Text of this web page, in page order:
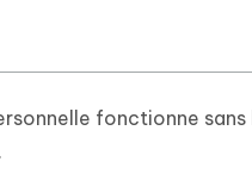
fonctionne